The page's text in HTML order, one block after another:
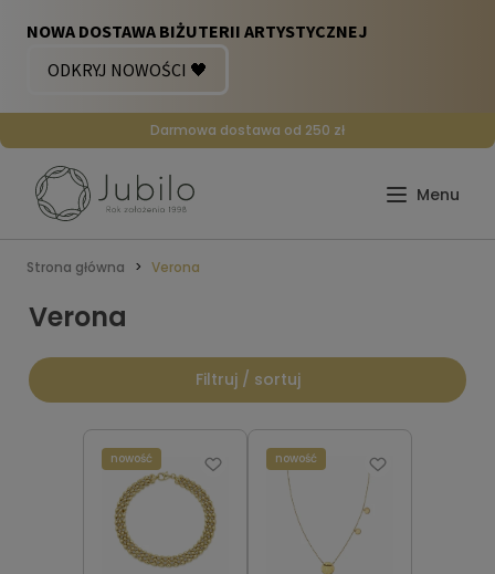
Darmowa dostawa od 250 zł
Strona główna Verona
Verona
Filtruj / sortuj
nowość nowość